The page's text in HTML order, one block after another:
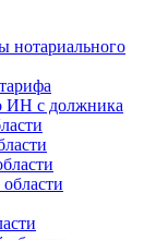
нотариального
ИН с должника